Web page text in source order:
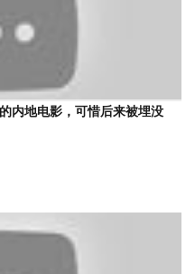
内地电影，可惜后来被埋没